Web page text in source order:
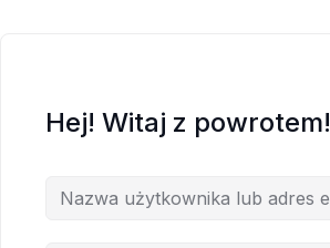
Hej! Witaj z powrotem!